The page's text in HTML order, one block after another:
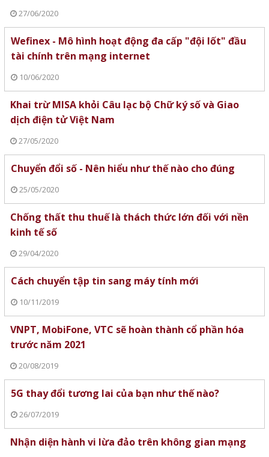
27/06/2020
Wefinex - Mô hình hoạt động đa cấp "đội lốt" đầu
tài chính trên mạng internet
10/06/2020
Khai trừ MISA khỏi Câu lạc bộ Chữ ký số và Giao
dịch điện tử Việt Nam
27/05/2020
Chuyển đổi số - Nên hiểu như thế nào cho đúng
25/05/2020
Chống thất thu thuế là thách thức lớn đối với nền
kinh tế số
29/04/2020
Cách chuyển tập tin sang máy tính mới
10/11/2019
VNPT, MobiFone, VTC sẽ hoàn thành cổ phần hóa
trước năm 2021
20/08/2019
5G thay đổi tương lai của bạn như thế nào?
26/07/2019
Nhận diện hành vi lừa đảo trên không gian mạng